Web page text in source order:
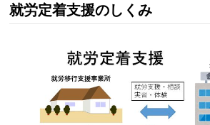
就労定着支援のしくみ